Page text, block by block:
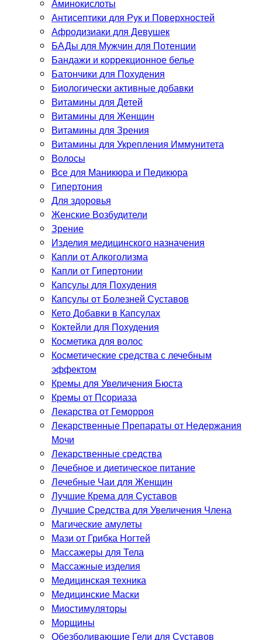
Аминокислоты
Антисептики для Рук и Поверхностей
Афродизиаки для Девушек
БАДы для Мужчин для Потенции
Бандажи и коррекционное белье
Батончики для Похудения
Биологически активные добавки
Витамины для Детей
Витамины для Женщин
Витамины для Зрения
Витамины для Укрепления Иммунитета
Волосы
Все для Маникюра и Педикюра
Гипертония
Для здоровья
Женские Возбудители
Зрение
Изделия медицинского назначения
Капли от Алкоголизма
Капли от Гипертонии
Капсулы для Похудения
Капсулы от Болезней Суставов
Кето Добавки в Капсулах
Коктейли для Похудения
Косметика для волос
Косметические средства с лечебным
эффектом
Кремы для Увеличения Бюста
Кремы от Псориаза
Лекарства от Геморроя
Лекарственные Препараты от Недержания
Мочи
Лекарственные средства
Лечебное и диетическое питание
Лечебные Чаи для Женщин
Лучшие Крема для Суставов
Лучшие Средства для Увеличения Члена
Магические амулеты
Мази от Грибка Ногтей
Массажеры для Тела
Массажные изделия
Медицинская техника
Медицинские Маски
Миостимуляторы
Морщины
Обезболивающие Гели для Суставов